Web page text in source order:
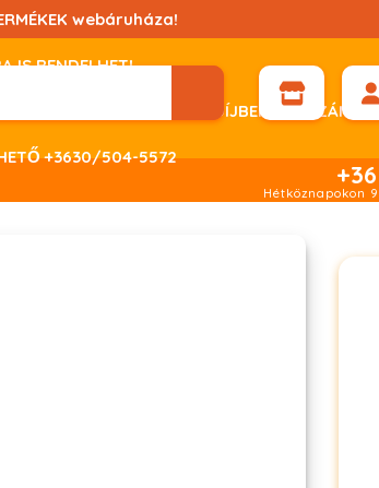
webáruháza!
IS RENDELHET!
ESETÉN KÉRHET DÍJBEKÉRŐ
+3630/504-5572
Hétköznapokon